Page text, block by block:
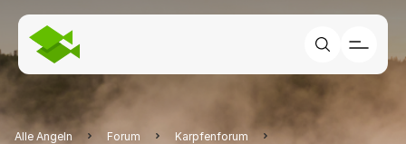
Alle Angeln Forum
Karpfenforum